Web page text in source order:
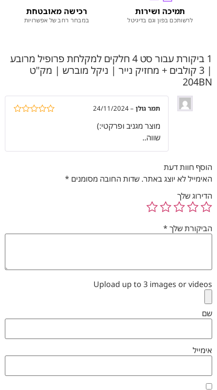
תמיכה ושירות
לרשותכם בפון וגם בדיגיטל
רכישה מאובטחת
במבחר רחב של אפשרויות
1 ביקורת עבור
סט 4 חלקים למקלחת פרופיל מרובע
| 3 קולבים + מחזיק נייר | ניקל מוברש | מק"ט
204BN
תמר גולן –
24/11/2024
מוצר מגניב ופרקטי:)
שווה..
הוסף חוות דעת
האימייל לא יוצג באתר. שדות החובה מסומנים *
הדירוג שלך
הביקורת שלך *
Upload up to 3 images or videos
שם
אימייל